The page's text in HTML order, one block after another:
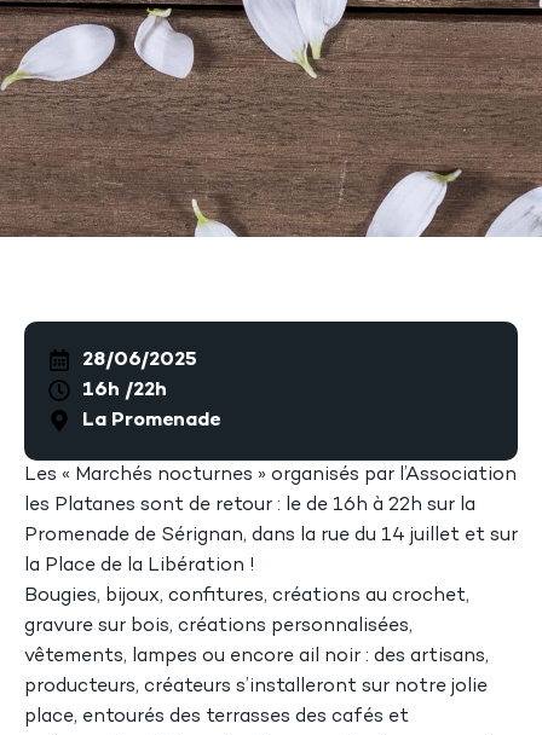
28/06/2025
16h /22h
La Promenade
Les « Marchés nocturnes » organisés par l’Association
les Platanes sont de retour : le de 16h à 22h sur la
Promenade de Sérignan, dans la rue du 14 juillet et sur
la Place de la Libération !
Bougies, bijoux, confitures, créations au crochet,
gravure sur bois, créations personnalisées,
vêtements, lampes ou encore ail noir : des artisans,
producteurs, créateurs s’installeront sur notre jolie
place, entourés des terrasses des cafés et